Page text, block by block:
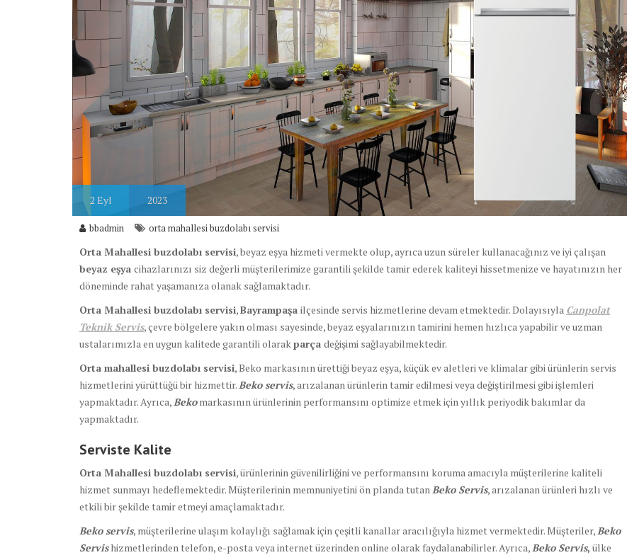
2 Eyl 2023
bbadmin orta mahallesi buzdolabı servisi
Orta Mahallesi buzdolabı servisi, beyaz eşya hizmeti vermekte olup, ayrıca uzun süreler kullanacağınız ve iyi çalışan
beyaz eşya cihazlarınızı siz değerli müşterilerimize garantili şekilde tamir ederek kaliteyi hissetmenize ve hayatınızın her
döneminde rahat yaşamanıza olanak sağlamaktadır.
Orta Mahallesi buzdolabı servisi,Bayrampaşa ilçesinde servis hizmetlerine devam etmektedir. Dolayısıyla Canpolat
Teknik Servis, çevre bölgelere yakın olması sayesinde, beyaz eşyalarınızın tamirini hemen hızlıca yapabilir ve uzman
ustalarımızla en uygun kalitede garantili olarakparça değişimi sağlayabilmektedir.
Orta mahallesi buzdolabı servisi, Beko markasının ürettiği beyaz eşya, küçük ev aletleri ve klimalar gibi ürünlerin servis
hizmetlerini yürüttüğü bir hizmettir.Beko servis, arızalanan ürünlerin tamir edilmesi veya değiştirilmesi gibi işlemleri
yapmaktadır. Ayrıca,Beko markasının ürünlerinin performansını optimize etmek için yıllık periyodik bakımlar da
yapmaktadır.
Serviste Kalite
Orta Mahallesi buzdolabı servisi, ürünlerinin güvenilirliğini ve performansını koruma amacıyla müşterilerine kaliteli
hizmet sunmayı hedeflemektedir. Müşterilerinin memnuniyetini ön planda tutanBeko Servis, arızalanan ürünleri hızlı ve
etkili bir şekilde tamir etmeyi amaçlamaktadır.
Beko servis, müşterilerine ulaşım kolaylığı sağlamak için çeşitli kanallar aracılığıyla hizmet vermektedir. Müşteriler,Beko
Servishizmetlerinden telefon, e-posta veya internet üzerinden online olarak faydalanabilirler. Ayrıca,Beko Servis, ülke